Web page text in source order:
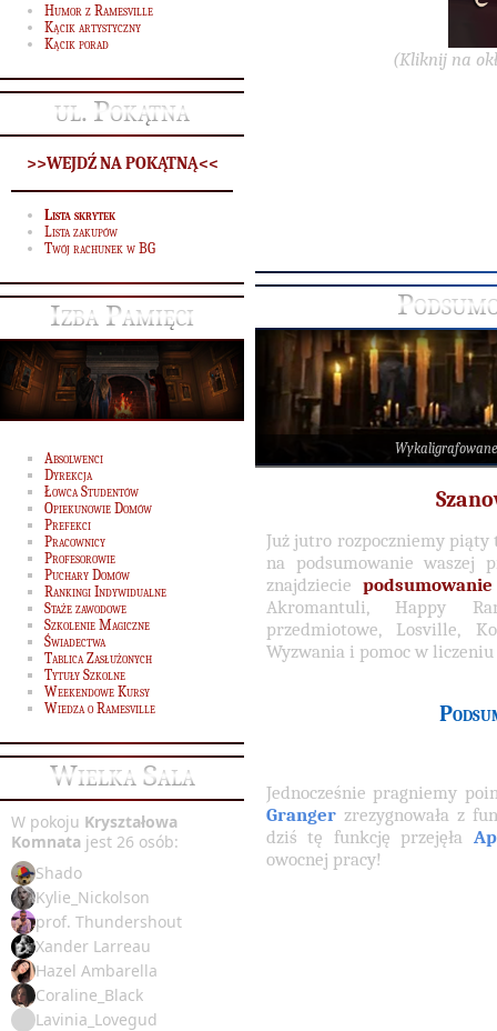
Humor z Ramesville
Kącik artystyczny
Kącik porad
ul. Pokątna
>>WEJDŹ NA POKĄTNĄ<<
Lista skrytek
Lista zakupów
Twój rachunek w BG
Izba Pamięci
Absolwenci
Dyrekcja
Łowca Studentów
Opiekunowie Domów
Prefekci
Pracownicy
Profesorowie
Puchary Domów
Rankingi Indywidualne
Staże zawodowe
Szkolenie Magiczne
Świadectwa
Tablica Zasłużonych
Tytuły Szkolne
Weekendowe Kursy
Wiedza o Ramesville
Wielka Sala
W pokoju Kryształowa
Komnata jest 26 osób:
Shado
Kylie_Nickolson
prof. Thundershout
Xander Larreau
Hazel Ambarella
Coraline_Black
Lavinia_Lovegud
(Kliknij na
Już jutro rozpoczniemy piąty
na podsumowanie waszej
znajdziecie
Akromantuli, Happy
przedmiotowe, Losville,
Wyzwania i pomoc w
Jednocześnie pragniemy
Granger zrezygnowała z
dziś tę funkcję przejęła
owocnej pracy!